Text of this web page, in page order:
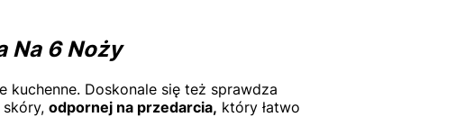
Na 6 Noży
Doskonale się też sprawdza
odpornej na przedarcia, który łatwo